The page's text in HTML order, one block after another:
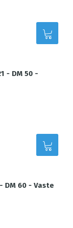
- DM 50 -
DM 60 - Vaste